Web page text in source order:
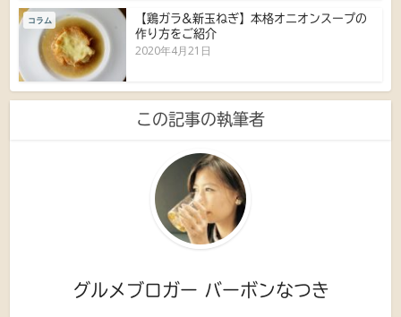
コラム
【鶏ガラ&新玉ねぎ】本格オニオンスープの
作り方をご紹介
2020年4月21日
この記事の執筆者
グルメブロガー バーボンなつき